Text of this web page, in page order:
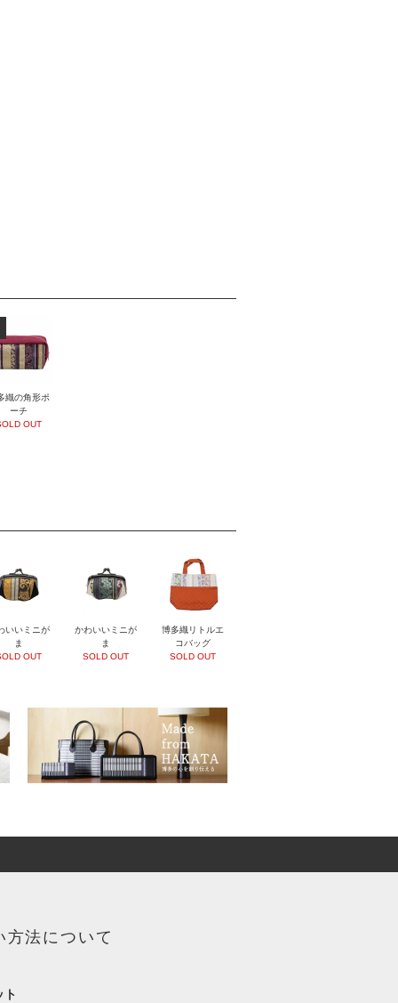
織の角形ポ
ーチ
OUT
いいミニが
ま
OUT
かわいいミニが
ま
SOLD OUT
博多織リトルエ
コバッグ
SOLD OUT
方法について
ト